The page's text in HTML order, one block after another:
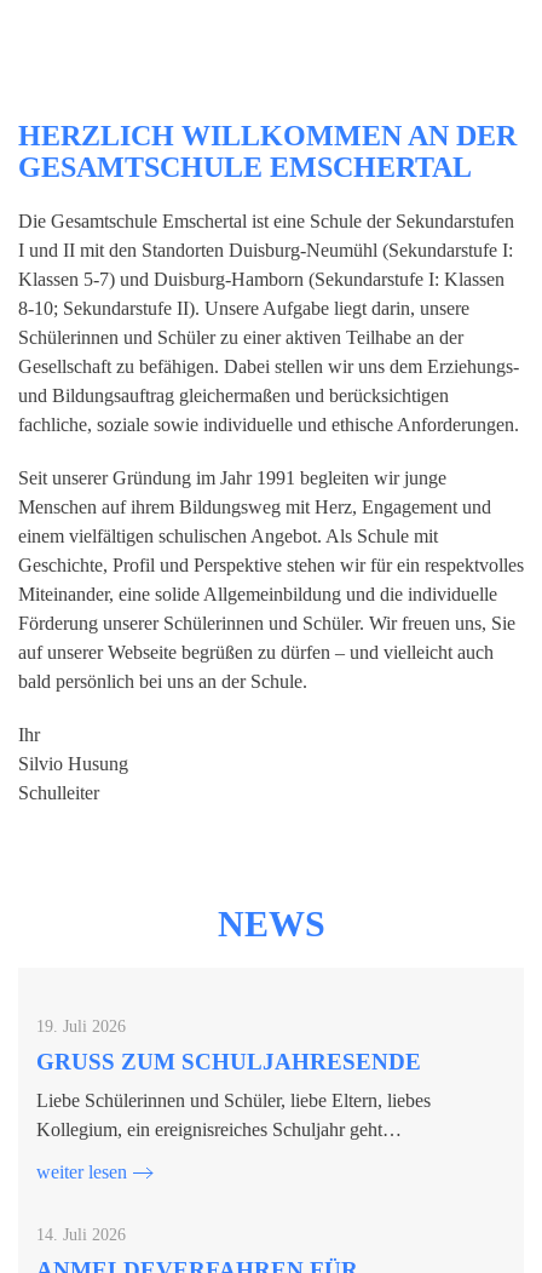
HERZLICH WILLKOMMEN AN DER
GESAMTSCHULE EMSCHERTAL
Die Gesamtschule Emschertal ist eine Schule der Sekundarstufen
I und II mit den Standorten Duisburg-Neumühl (Sekundarstufe I:
Klassen 5-7) und Duisburg-Hamborn (Sekundarstufe I: Klassen
8-10; Sekundarstufe II). Unsere Aufgabe liegt darin, unsere
Schülerinnen und Schüler zu einer aktiven Teilhabe an der
Gesellschaft zu befähigen. Dabei stellen wir uns dem Erziehungs-
und Bildungsauftrag gleichermaßen und berücksichtigen
fachliche, soziale sowie individuelle und ethische Anforderungen.
Seit unserer Gründung im Jahr 1991 begleiten wir junge
Menschen auf ihrem Bildungsweg mit Herz, Engagement und
einem vielfältigen schulischen Angebot. Als Schule mit
Geschichte, Profil und Perspektive stehen wir für ein respektvolles
Miteinander, eine solide Allgemeinbildung und die individuelle
Förderung unserer Schülerinnen und Schüler. Wir freuen uns, Sie
auf unserer Webseite begrüßen zu dürfen – und vielleicht auch
bald persönlich bei uns an der Schule.
Ihr
Silvio Husung
Schulleiter
NEWS
19. Juli 2026
GRUSS ZUM SCHULJAHRESENDE
Liebe Schülerinnen und Schüler, liebe Eltern, liebes
Kollegium, ein ereignisreiches Schuljahr geht…
weiter lesen
14. Juli 2026